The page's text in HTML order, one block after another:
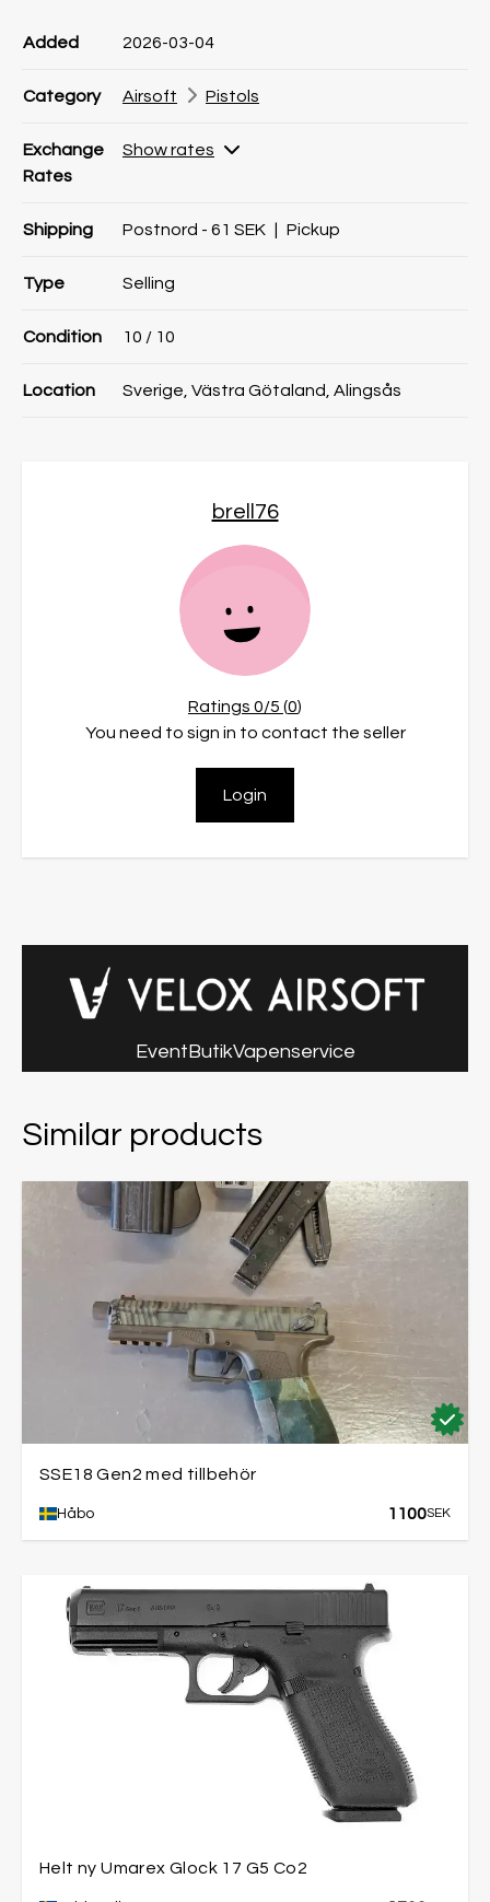
Added 2026-03-04
Category Airsoft Pistols
Exchange
Rates
Show rates
Shipping Postnord - 61 SEK Pickup
Type Selling
Condition 10 / 10
Location Sverige, Västra Götaland, Alingsås
brell76
Ratings 0/5 (0)
You need to sign in to contact the seller
Login
EventButikVapenservice
Similar products
SSE18 Gen2 med tillbehör
Håbo 1100SEK
Helt ny Umarex Glock 17 G5 Co2